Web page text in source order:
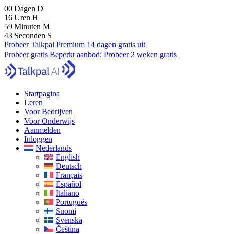
00 Dagen D
16 Uren H
59 Minuten M
42 Seconden S
Probeer Talkpal Premium 14 dagen gratis uit
Probeer gratis Beperkt aanbod: Probeer 2 weken gratis
Startpagina
Leren
Voor Bedrijven
Voor Onderwijs
Aanmelden
Inloggen
Nederlands
English
Deutsch
Français
Español
Italiano
Português
Suomi
Svenska
Čeština